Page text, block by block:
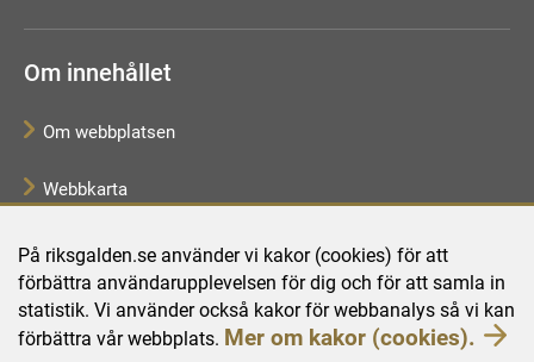
På riksgalden.se använder vi kakor (cookies) för att
förbättra användarupplevelsen för dig och för att samla in
statistik. Vi använder också kakor för webbanalys så vi kan
förbättra vår webbplats. Mer om kakor (cookies).
Om innehållet
Om webbplatsen
Webbkarta
Tillgänglighetsredogörelse
Behandling av personuppgifter